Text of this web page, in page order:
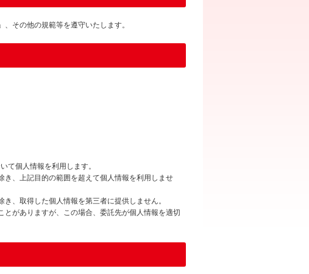
その他の規範等を遵守いたします。
て個人情報を利用します。
き、上記目的の範囲を超えて個人情報を利用しませ
、取得した個人情報を第三者に提供しません。
とがありますが、この場合、委託先が個人情報を適切